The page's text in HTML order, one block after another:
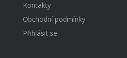
Kontakty
Obchodní podmínky
Přihlásit se